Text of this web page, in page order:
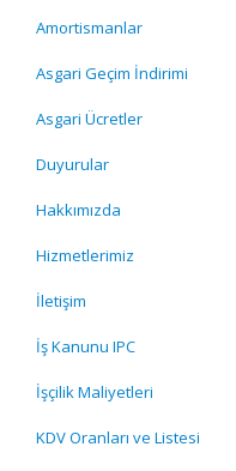
Amortismanlar
Asgari Geçim İndirimi
Asgari Ücretler
Duyurular
Hakkımızda
Hizmetlerimiz
İletişim
İş Kanunu IPC
İşçilik Maliyetleri
KDV Oranları ve Listesi